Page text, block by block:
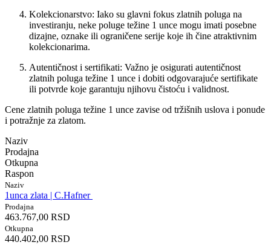
Kolekcionarstvo: Iako su glavni fokus zlatnih poluga na
investiranju, neke poluge težine 1 unce mogu imati posebne
dizajne, oznake ili ograničene serije koje ih čine atraktivnim
kolekcionarima.
Autentičnost i sertifikati: Važno je osigurati autentičnost
zlatnih poluga težine 1 unce i dobiti odgovarajuće sertifikate
ili potvrde koje garantuju njihovu čistoću i validnost.
Cene zlatnih poluga težine 1 unce zavise od tržišnih uslova i ponude
i potražnje za zlatom.
Naziv
Prodajna
Otkupna
Raspon
Naziv
1unca zlata | C.Hafner
Prodajna
463.767,00 RSD
Otkupna
440.402,00 RSD